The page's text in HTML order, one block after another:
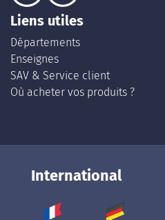
Liens utiles
Départements
Enseignes
SAV & Service client
Où acheter vos produits ?
International